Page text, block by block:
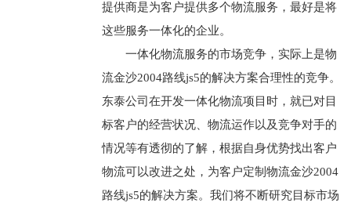
提供商是为客户提供多个物流服务，最好是将
这些服务一体化的企业。
一体化物流服务的市场竞争，实际上是物
流金沙2004路线js5的解决方案合理性的竞争。
东泰公司在开发一体化物流项目时，就已对目
标客户的经营状况、物流运作以及竞争对手的
情况等有透彻的了解，根据自身优势找出客户
物流可以改进之处，为客户定制物流金沙2004
路线js5的解决方案。我们将不断研究目标市场